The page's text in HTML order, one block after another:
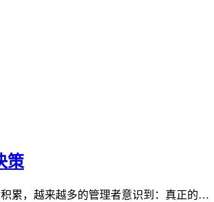
策
累，越来越多的管理者意识到：真正的…